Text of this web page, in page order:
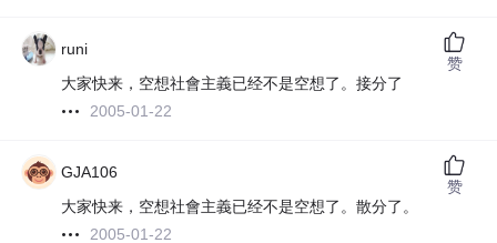
runi
大家快来，空想社會主義已经不是空想了。接分了
2005-01-22
赞
GJA106
大家快来，空想社會主義已经不是空想了。散分了。
2005-01-22
赞